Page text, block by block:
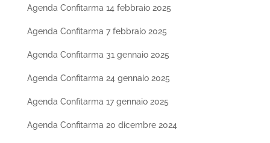
Agenda Confitarma 14 febbraio 2025
Agenda Confitarma 7 febbraio 2025
Agenda Confitarma 31 gennaio 2025
Agenda Confitarma 24 gennaio 2025
Agenda Confitarma 17 gennaio 2025
Agenda Confitarma 20 dicembre 2024